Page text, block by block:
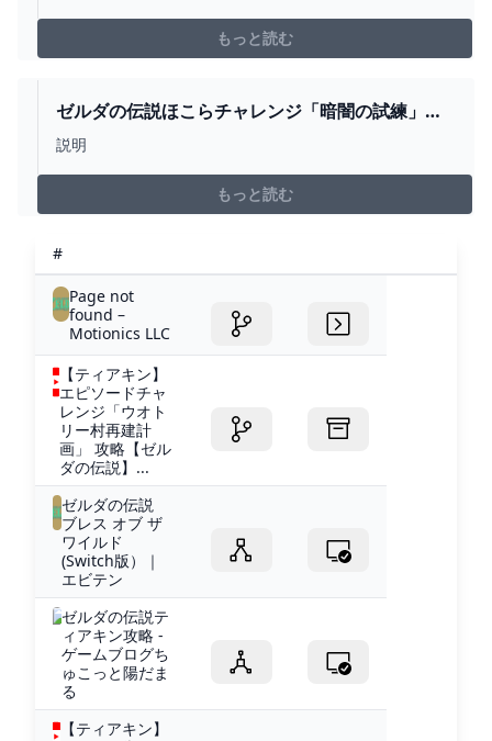
フックに直付け可能、実はレールの上を普通に歩けるな
ど。
もっと読む
ゼルダの伝説ほこらチャレンジ「暗闇の試練」を
クリアした後、キト・ワワイの祠をクリアした。
説明
もっと読む
#
Page not
found –
Motionics LLC
【ティアキン】
エピソードチャ
レンジ「ウオト
リー村再建計
画」 攻略【ゼル
ダの伝説】...
ゼルダの伝説
ブレス オブ ザ
ワイルド
(Switch版）｜
エビテン
ゼルダの伝説テ
ィアキン攻略 -
ゲームブログち
ゅこっと陽だま
る
【ティアキン】